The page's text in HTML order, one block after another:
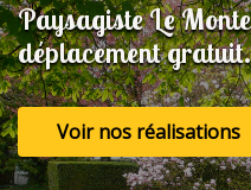
Paysagiste Le
déplacement gratuit.
Voir nos réalisations